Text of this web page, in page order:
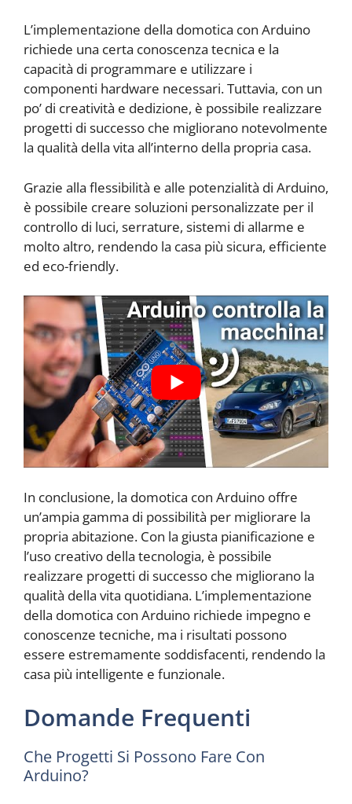
L’implementazione della domotica con Arduino
richiede una certa conoscenza tecnica e la
capacità di programmare e utilizzare i
componenti hardware necessari. Tuttavia, con un
po’ di creatività e dedizione, è possibile realizzare
progetti di successo che migliorano notevolmente
la qualità della vita all’interno della propria casa.
Grazie alla flessibilità e alle potenzialità di Arduino,
è possibile creare soluzioni personalizzate per il
controllo di luci, serrature, sistemi di allarme e
molto altro, rendendo la casa più sicura, efficiente
ed eco-friendly.
In conclusione, la domotica con Arduino offre
un’ampia gamma di possibilità per migliorare la
propria abitazione. Con la giusta pianificazione e
l’uso creativo della tecnologia, è possibile
realizzare progetti di successo che migliorano la
qualità della vita quotidiana. L’implementazione
della domotica con Arduino richiede impegno e
conoscenze tecniche, ma i risultati possono
essere estremamente soddisfacenti, rendendo la
casa più intelligente e funzionale.
Domande Frequenti
Che Progetti Si Possono Fare Con
Arduino?